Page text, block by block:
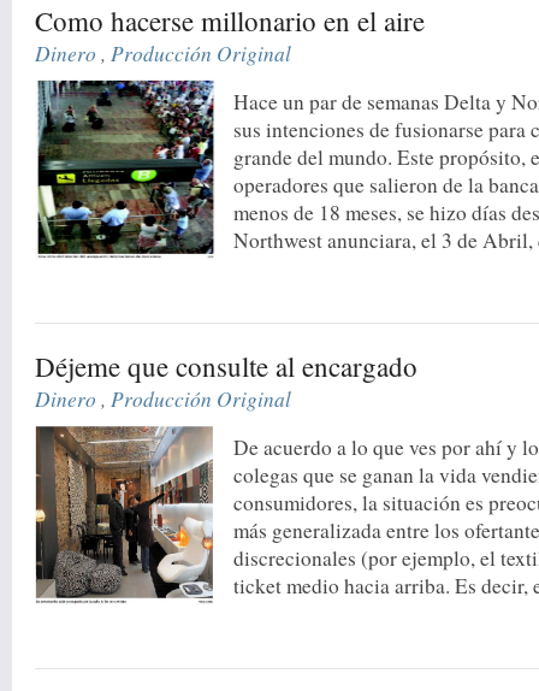
Como hacerse millonario en el aire
Dinero ,Producción Original
Hace un par de semanas Delta y
sus intenciones de fusionarse para
grande del mundo. Este propósito,
operadores que salieron de la
menos de 18 meses, se hizo días
Northwest anunciara, el 3 de Abril,
Déjeme que consulte al encargado
Dinero ,Producción Original
De acuerdo a lo que ves por ahí y
colegas que se ganan la vida
consumidores, la situación es
más generalizada entre los
discrecionales (por ejemplo, el
ticket medio hacia arriba. Es decir,